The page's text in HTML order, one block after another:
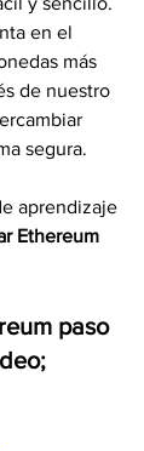
en el
más
de nuestro
segura.
aprendizaje
Ethereum
paso